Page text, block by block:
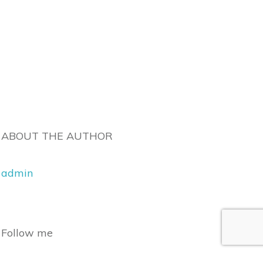
ABOUT THE AUTHOR
admin
Follow me